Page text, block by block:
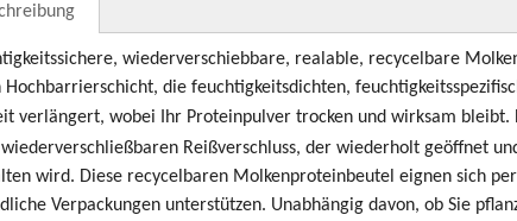
wiederverschiebbare, realable, recycelbare
Hochbarrierschicht, die feuchtigkeitsdichten,
verlängert, wobei Ihr Proteinpulver trocken und wirksam bleibt.
Reißverschluss, der wiederholt geöffnet
wird. Diese recycelbaren Molkenproteinbeutel eignen sich
Verpackungen unterstützen. Unabhängig davon, ob Sie